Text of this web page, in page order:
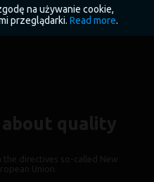
na używanie cookie,
przeglądarki. Read more.